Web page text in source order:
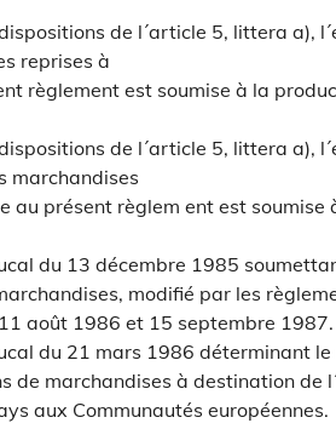
de l´article 5, littera a),
reprises à
règlement est soumise à la
de l´article 5, littera a),
marchandises
au présent règlem ent est soumise
du 13 décembre 1985
modifié par les
août 1986 et 15 septembre 1987.
du 21 mars 1986 déterminant le
marchandises à destination de
aux Communautés européennes.